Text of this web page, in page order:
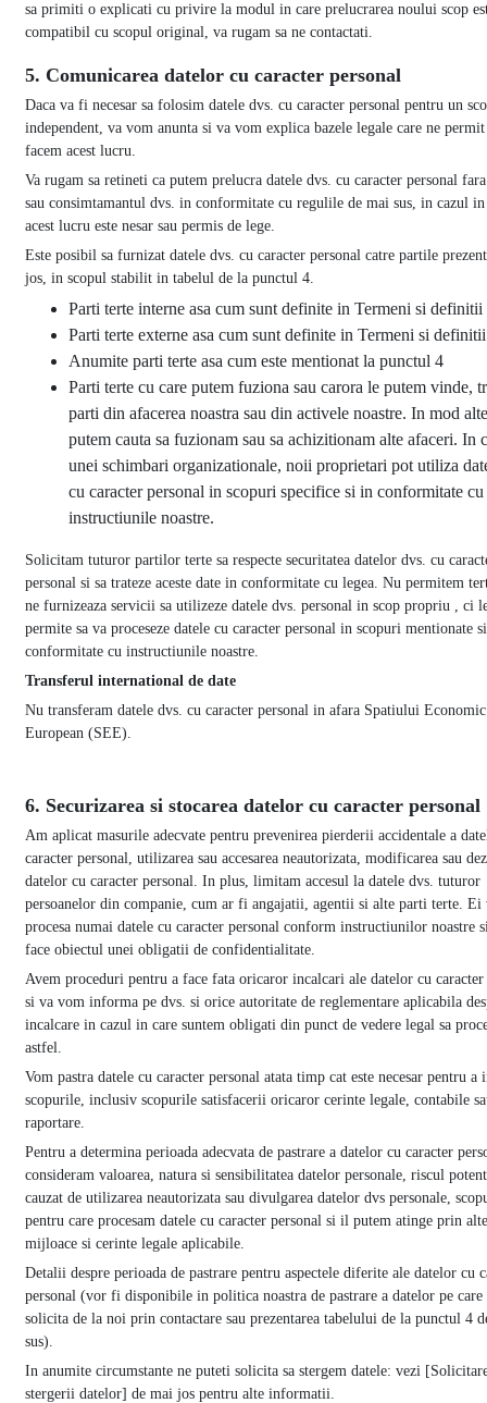
sa primiti o explicati cu privire la modul in care prelucrarea noului scop
compatibil cu scopul original, va rugam sa ne contactati.
5. Comunicarea datelor cu caracter personal
Daca va fi necesar sa folosim datele dvs. cu caracter personal pentru un
independent, va vom anunta si va vom explica bazele legale care ne permit
facem acest lucru.
Va rugam sa retineti ca putem prelucra datele dvs. cu caracter personal
sau consimtamantul dvs. in conformitate cu regulile de mai sus, in cazul in
acest lucru este nesar sau permis de lege.
Este posibil sa furnizat datele dvs. cu caracter personal catre partile
jos, in scopul stabilit in tabelul de la punctul 4.
Parti terte interne asa cum sunt definite in Termeni si definitii
Parti terte externe asa cum sunt definite in Termeni si definitii
Anumite parti terte asa cum este mentionat la punctul 4
Parti terte cu care putem fuziona sau carora le putem vinde,
parti din afacerea noastra sau din activele noastre. In mod
putem cauta sa fuzionam sau sa achizitionam alte afaceri. In
unei schimbari organizationale, noii proprietari pot utiliza
cu caracter personal in scopuri specifice si in conformitate cu
instructiunile noastre.
Solicitam tuturor partilor terte sa respecte securitatea datelor dvs. cu
personal si sa trateze aceste date in conformitate cu legea. Nu permitem
ne furnizeaza servicii sa utilizeze datele dvs. personal in scop propriu , ci
permite sa va proceseze datele cu caracter personal in scopuri mentionate
conformitate cu instructiunile noastre.
Transferul international de date
Nu transferam datele dvs. cu caracter personal in afara Spatiului Economic
European (SEE).
6. Securizarea si stocarea datelor cu caracter personal
Am aplicat masurile adecvate pentru prevenirea pierderii accidentale a
caracter personal, utilizarea sau accesarea neautorizata, modificarea sau
datelor cu caracter personal. In plus, limitam accesul la datele dvs. tuturor
persoanelor din companie, cum ar fi angajatii, agentii si alte parti terte. Ei
procesa numai datele cu caracter personal conform instructiunilor noastre
face obiectul unei obligatii de confidentialitate.
Avem proceduri pentru a face fata oricaror incalcari ale datelor cu caracter
si va vom informa pe dvs. si orice autoritate de reglementare aplicabila
incalcare in cazul in care suntem obligati din punct de vedere legal sa
astfel.
Vom pastra datele cu caracter personal atata timp cat este necesar pentru a
scopurile, inclusiv scopurile satisfacerii oricaror cerinte legale, contabile
raportare.
Pentru a determina perioada adecvata de pastrare a datelor cu caracter
consideram valoarea, natura si sensibilitatea datelor personale, riscul
cauzat de utilizarea neautorizata sau divulgarea datelor dvs personale,
pentru care procesam datele cu caracter personal si il putem atinge prin alte
mijloace si cerinte legale aplicabile.
Detalii despre perioada de pastrare pentru aspectele diferite ale datelor cu
personal (vor fi disponibile in politica noastra de pastrare a datelor pe
solicita de la noi prin contactare sau prezentarea tabelului de la punctul 4
sus).
In anumite circumstante ne puteti solicita sa stergem datele: vezi
stergerii datelor] de mai jos pentru alte informatii.